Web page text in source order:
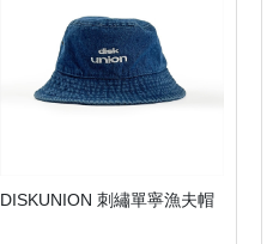
DISKUNION 刺繡單寧漁夫帽